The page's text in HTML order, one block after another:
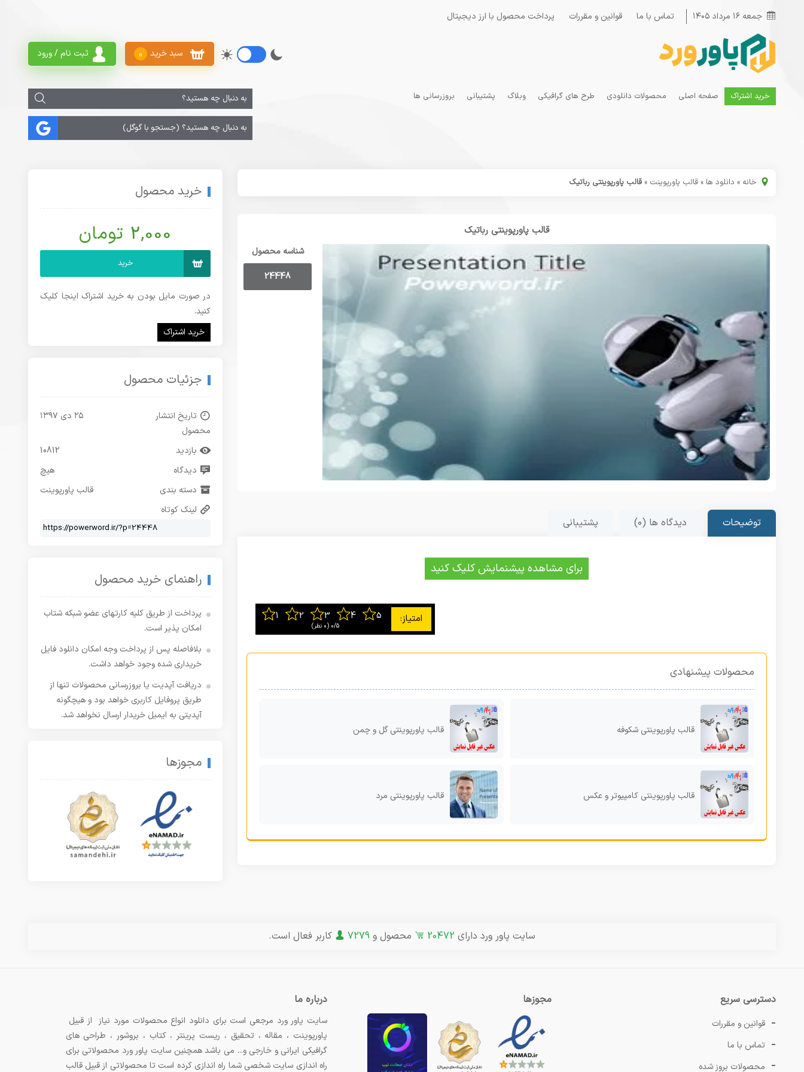
جمعه ۱۶ مرداد ۱۴۰۵ تماس با ما قوانین و مقررات پرداخت محصول با ارز دیجیتال
ثبت نام / ورود سبد خرید 0
خرید اشتراک صفحه اصلی محصولات دانلودی طرح های گرافیکی وبلاگ پشتیبانی بروزرسانی ها
خانه » دانلود ها » قالب پاورپوینت » قالب پاورپوینتی رباتیک
قالب پاورپوینتی رباتیک
شناسه محصول
24448
توضیحات دیدگاه ها (0) پشتیبانی
برای مشاهده پیشنمایش کلیک کنید
0/5 ‫(0 نظر)
محصولات پیشنهادی
قالب پاورپوینتی شکوفه قالب پاورپوینتی گل و چمن
قالب پاورپوینتی کامپیوتر و عکس قالب پاورپوینتی مرد
خرید محصول
2,000 تومان
خرید
در صورت مایل بودن به خرید اشتراک اینجا کلیک
کنید.
خرید اشتراک
جزئیات محصول
تاریخ انتشار
محصول
۲۵ دی ۱۳۹۷
بازدید
10812
دیدگاه
هیچ
دسته بندی
قالب پاورپوینت
لینک کوتاه
راهنمای خرید محصول
پرداخت از طریق کلیه کارتهای عضو شبکه شتاب
امکان پذیر است.
بلافاصله پس از پرداخت وجه امکان دانلود فایل
خریداری شده وجود خواهد داشت.
دریافت آپدیت یا بروزرسانی محصولات تنها از
طریق پروفایل کاربری خواهد بود و هیچگونه
آپدیتی به ایمیل خریدار ارسال نخواهد شد.
مجوزها
سایت پاور ورد دارای 20472 محصول و 7279 کاربر فعال است.
دسترسی سریع
قوانین و مقررات
تماس با ما
محصولات بروز شده
مجوزها درباره ما
سایت پاور ورد مرجعی است برای دانلود انواع محصولات مورد نیاز از قبیل
پاورپوینت ، مقاله ، تحقیق ، ریست پرینتر ، کتاب ، بروشور ، طراحی های
گرافیکی ایرانی و خارجی و... می باشد همچنین سایت پاور ورد محصولاتی برای
راه اندازی سایت شخصی شما راه اندازی کرده است تا محصولاتی از قبیل قالب